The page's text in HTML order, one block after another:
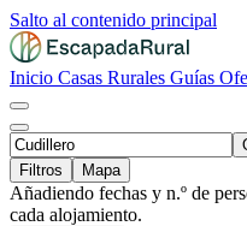
Salto al contenido principal
Inicio Casas Rurales Guías
Filtros
Mapa
Añadiendo fechas y n.º de
cada alojamiento.